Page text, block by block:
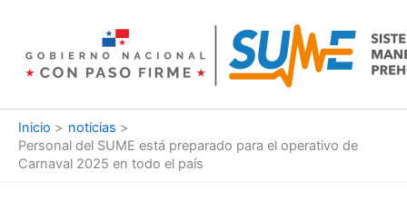
contenido
Inicio
noticias
Personal del SUME está preparado para el operativo de
Carnaval 2025 en todo el país